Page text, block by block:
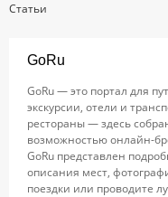
Статьи
GoRu
GoRu — это портал для
экскурсии, отели и
рестораны — здесь
возможностью онлайн-
GoRu представлен
описания мест,
поездки или проводите